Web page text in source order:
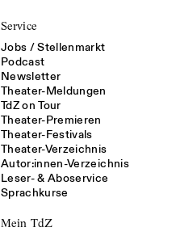
Service
Jobs / Stellenmarkt
Podcast
Newsletter
Theater-Meldungen
TdZ on Tour
Theater-Premieren
Theater-Festivals
Theater-Verzeichnis
Autor:innen-Verzeichnis
Leser- & Aboservice
Sprachkurse
Mein TdZ